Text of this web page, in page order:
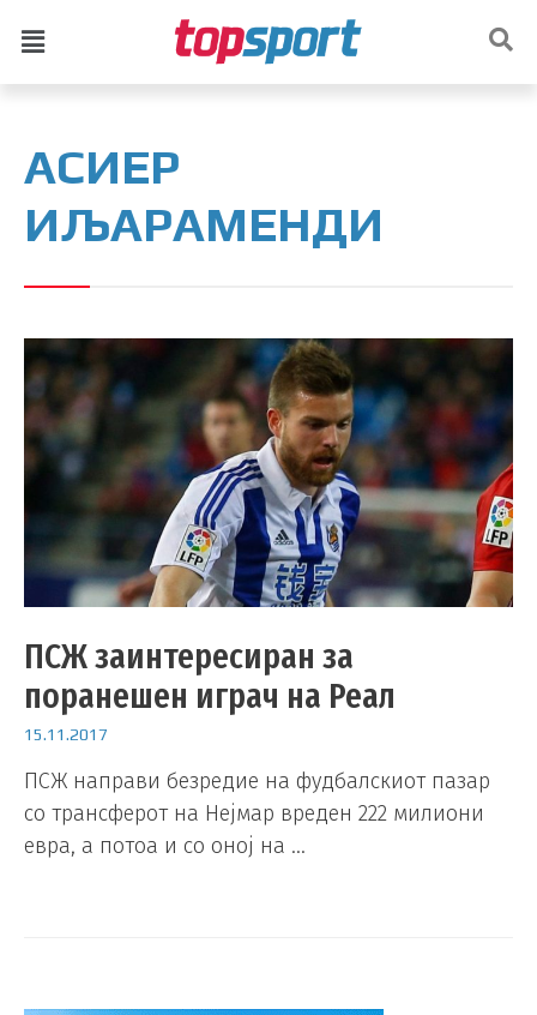
АСИЕР
ИЉАРАМЕНДИ
ПСЖ заинтересиран за
поранешен играч на Реал
15.11.2017
ПСЖ направи безредие на фудбалскиот пазар
со трансферот на Нејмар вреден 222 милиони
евра, а потоа и со оној на …